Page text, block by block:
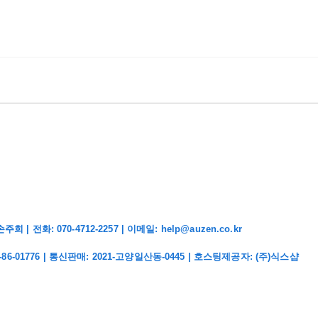
주희 | 전화: 070-4712-2257 | 이메일: help@auzen.co.kr
01776 | 통신판매: 2021-고양일산동-0445 | 호스팅제공자: (주)식스샵